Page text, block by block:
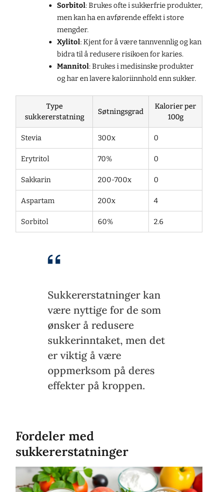
Sorbitol: Brukes ofte i sukkerfrie produkter,
men kan ha en avførende effekt i store
mengder.
Xylitol: Kjent for å være tannvennlig og kan
bidra til å redusere risikoen for karies.
Mannitol: Brukes i medisinske produkter
og har en lavere kaloriinnhold enn sukker.
Type
sukkererstatning
Søtningsgrad
Kalorier per
100g
Stevia 300x 0
Erytritol 70% 0
Sakkarin 200-700x 0
Aspartam 200x 4
Sorbitol 60% 2.6
Sukkererstatninger kan
være nyttige for de som
ønsker å redusere
sukkerinntaket, men det
er viktig å være
oppmerksom på deres
effekter på kroppen.
Fordeler med
sukkererstatninger